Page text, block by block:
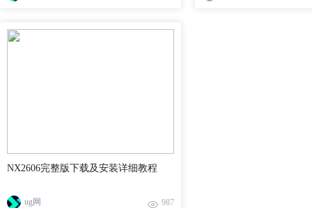
NX2606完整版下载及安装详细教程
ug网 987